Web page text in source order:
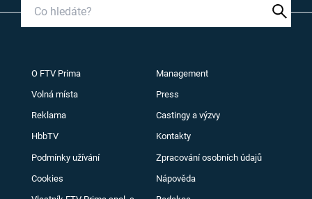
O FTV Prima Management
Volná místa Press
Reklama Castingy a výzvy
HbbTV Kontakty
Podmínky užívání Zpracování osobních údajů
Cookies Nápověda